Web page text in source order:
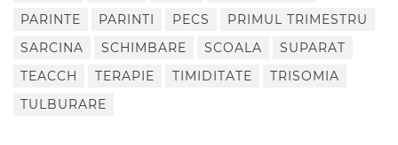
PARINTE
PARINTI PECS
PRIMUL TRIMESTRU
SARCINA
SCHIMBARE SCOALA
SUPARAT
TEACCH
TERAPIE TIMIDITATE
TRISOMIA
TULBURARE